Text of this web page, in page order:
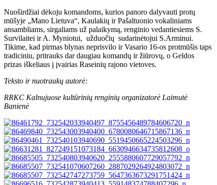
Nuoširdžiai dėkoju komandoms, kurios panoro dalyvauti protų
mūšyje „Mano Lietuva“, Kaulakių ir Pašaltuonio vokaliniams
ansambliams, sirgaliams už palaikymą, renginio vedantiesiems S.
Survilaitei ir A. Myniotui, užduočių sudarinėtojui S.Arminui.
Tikime, kad pirmas blynas neprisvilo ir Vasario 16-os protmūšis taps
tradiciniu, pritrauks dar daugiau komandų ir žiūrovų, o Geldos
prizas iškeliaus į įvairias Raseinių rajono vietoves.
Teksto ir nuotraukų autorė:
RRKC Kalnujuose kultūrinių renginių organizatorė Laimutė
Banienė